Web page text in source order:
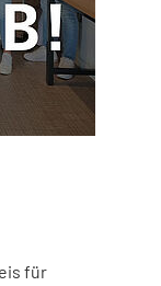
für